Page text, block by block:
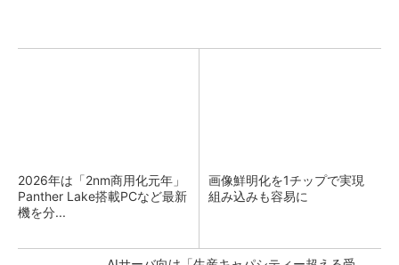
2026年は「2nm商用化元年」
Panther Lake搭載PCなど最新
機を分...
画像鮮明化を1チップで実現
組み込みも容易に